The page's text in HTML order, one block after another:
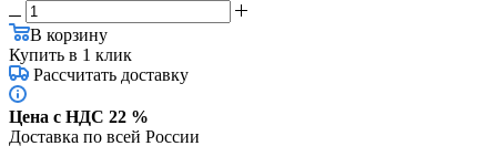
В корзину
Купить в 1 клик
Рассчитать доставку
Цена с НДС 22 %
Доставка по всей России